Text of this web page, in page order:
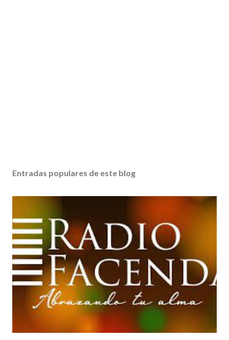
Entradas populares de este blog